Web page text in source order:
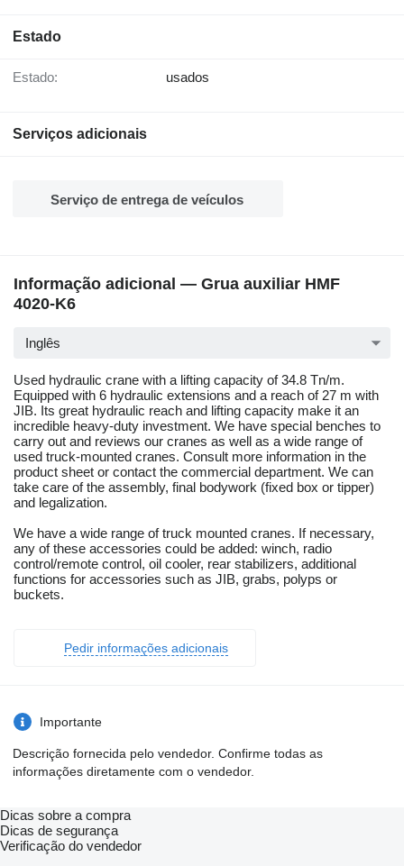
Estado
Estado: usados
Serviços adicionais
Serviço de entrega de veículos
Informação adicional — Grua auxiliar HMF
4020-K6
Inglês
Used hydraulic crane with a lifting capacity of 34.8 Tn/m.
Equipped with 6 hydraulic extensions and a reach of 27 m with
JIB. Its great hydraulic reach and lifting capacity make it an
incredible heavy-duty investment. We have special benches to
carry out and reviews our cranes as well as a wide range of
used truck-mounted cranes. Consult more information in the
product sheet or contact the commercial department. We can
take care of the assembly, final bodywork (fixed box or tipper)
and legalization.
We have a wide range of truck mounted cranes. If necessary,
any of these accessories could be added: winch, radio
control/remote control, oil cooler, rear stabilizers, additional
functions for accessories such as JIB, grabs, polyps or
buckets.
Pedir informações adicionais
Importante
Descrição fornecida pelo vendedor. Confirme todas as
informações diretamente com o vendedor.
Dicas sobre a compra
Dicas de segurança
Verificação do vendedor